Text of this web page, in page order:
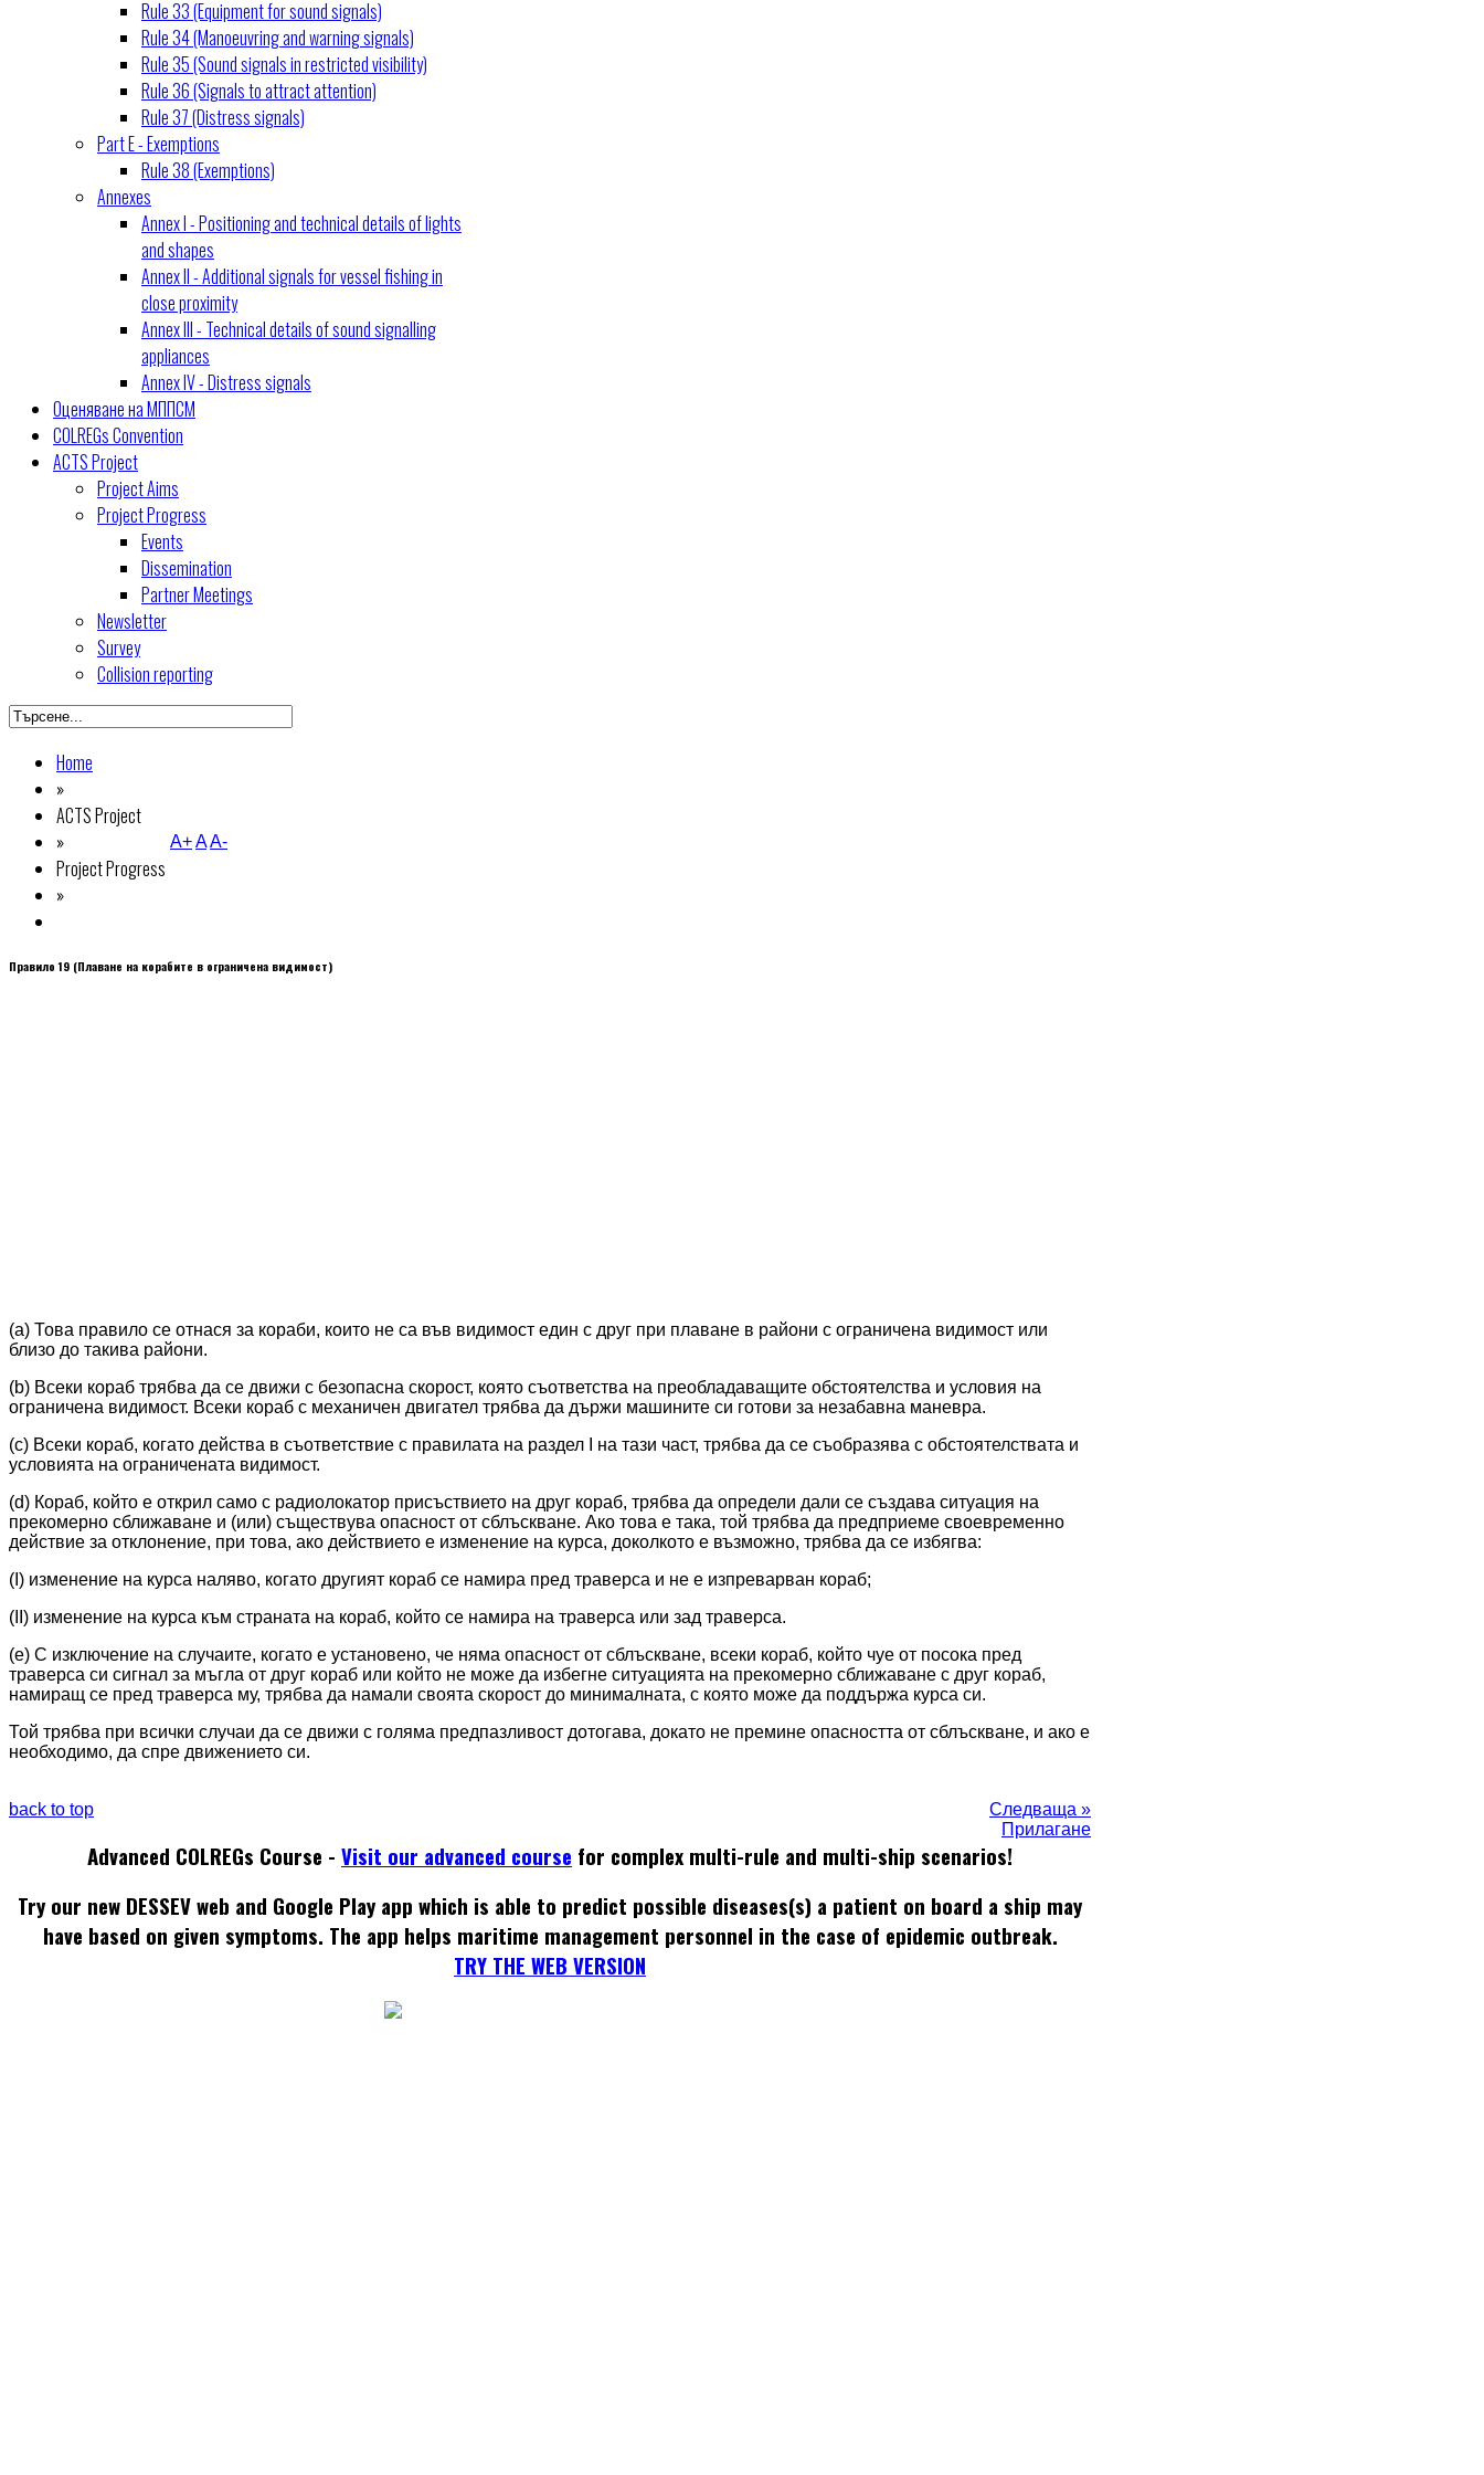
Rule 33 (Equipment for sound signals)
Rule 34 (Manoeuvring and warning signals)
Rule 35 (Sound signals in restricted visibility)
Rule 36 (Signals to attract attention)
Rule 37 (Distress signals)
Part E - Exemptions
Rule 38 (Exemptions)
Annexes
Annex I - Positioning and technical details of lights
and shapes
Annex II - Additional signals for vessel fishing in
close proximity
Annex III - Technical details of sound signalling
appliances
Annex IV - Distress signals
Оценяване на МППСМ
COLREGs Convention
ACTS Project
Project Aims
Project Progress
Events
Dissemination
Partner Meetings
Newsletter
Survey
Collision reporting
Home
»
ACTS Project
»
Project Progress
»
A+AA-
Правило 19 (Плаване на корабите в ограничена видимост)
(a) Това правило се отнася за кораби, които не са във видимост един с друг при плаване в райони с ограничена видимост или
близо до такива райони.
(b) Всеки кораб трябва да се движи с безопасна скорост, която съответства на преобладаващите обстоятелства и условия на
ограничена видимост. Всеки кораб с механичен двигател трябва да държи машините си готови за незабавна маневра.
(c) Всеки кораб, когато действа в съответствие с правилата на раздел I на тази част, трябва да се съобразява с обстоятелствата и
условията на ограничената видимост.
(d) Кораб, който е открил само с радиолокатор присъствието на друг кораб, трябва да определи дали се създава ситуация на
прекомерно сближаване и (или) съществува опасност от сблъскване. Ако това е така, той трябва да предприеме своевременно
действие за отклонение, при това, ако действието е изменение на курса, доколкото е възможно, трябва да се избягва:
(I) изменение на курса наляво, когато другият кораб се намира пред траверса и не е изпреварван кораб;
(II) изменение на курса към страната на кораб, който се намира на траверса или зад траверса.
(e) С изключение на случаите, когато е установено, че няма опасност от сблъскване, всеки кораб, който чуе от посока пред
траверса си сигнал за мъгла от друг кораб или който не може да избегне ситуацията на прекомерно сближаване с друг кораб,
намиращ се пред траверса му, трябва да намали своята скорост до минималната, с която може да поддържа курса си.
Той трябва при всички случаи да се движи с голяма предпазливост дотогава, докато не премине опасността от сблъскване, и ако е
необходимо, да спре движението си.
Следваща »
Прилагане
back to top
Advanced COLREGs Course - Visit our advanced course for complex multi-rule and multi-ship scenarios!
Try our new DESSEV web and Google Play app which is able to predict possible diseases(s) a patient on board a ship may
have based on given symptoms. The app helps maritime management personnel in the case of epidemic outbreak.
TRY THE WEB VERSION